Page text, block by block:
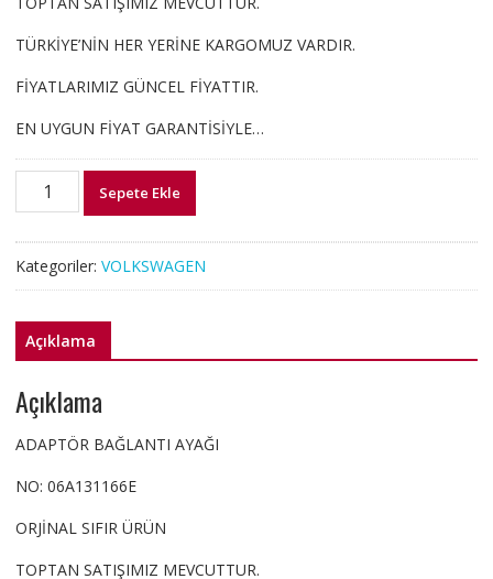
TÜRKİYE’NİN HER YERİNE KARGOMUZ VARDIR.
FİYATLARIMIZ GÜNCEL FİYATTIR.
EN UYGUN FİYAT GARANTİSİYLE…
06A131166E
adet
Sepete Ekle
Kategoriler: VOLKSWAGEN
Açıklama
Açıklama
ADAPTÖR BAĞLANTI AYAĞI
NO: 06A131166E
ORJİNAL SIFIR ÜRÜN
TOPTAN SATIŞIMIZ MEVCUTTUR.